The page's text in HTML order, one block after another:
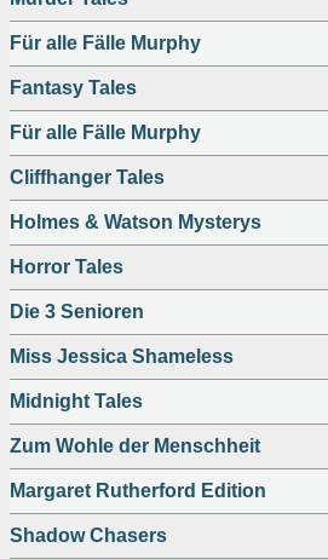
Für alle Fälle Murphy
Fantasy Tales
Für alle Fälle Murphy
Cliffhanger Tales
Holmes & Watson Mysterys
Horror Tales
Die 3 Senioren
Miss Jessica Shameless
Midnight Tales
Zum Wohle der Menschheit
Margaret Rutherford Edition
Shadow Chasers